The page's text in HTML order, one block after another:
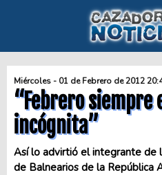
Miércoles - 01 de Febrero de 2012
“Febrero siempre
incógnita”
Así lo advirtió el integrante de
de Balnearios de la República